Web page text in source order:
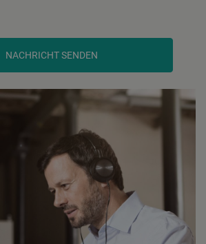
NACHRICHT SENDEN